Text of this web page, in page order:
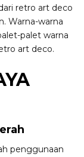
retro art deco
Warna-warna
palet warna
art deco.
penggunaan